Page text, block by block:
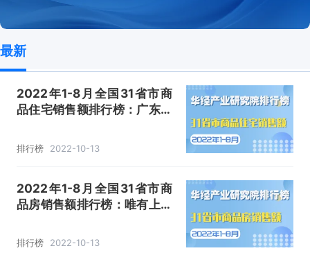
最新
2022年1-8月全国31省市商
品住宅销售额排行榜：广东位
个百分点
排行榜 2022-10-13
2022年1-8月全国31省市商
品房销售额排行榜：唯有上海
排行榜 2022-10-13